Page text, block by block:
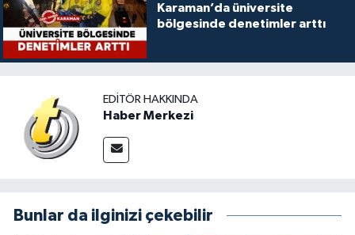
Karaman’da üniversite
bölgesinde denetimler arttı
EDITÖR HAKKINDA
Haber Merkezi
Bunlar da ilginizi çekebilir